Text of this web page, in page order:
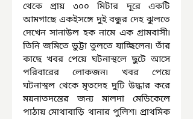
থেকে প্রায় ৩০০ মিটার দূরে একটি
আমগাছে একইসঙ্গে দুই বন্ধুর দেহ ঝুলতে
দেখেন সানাউল হক নামে এক গ্রামবাসী৷
তিনি জমিতে ভুট্টা তুলতে যাচ্ছিলেন৷ তাঁর
কাছে খবর পেয়ে ঘটনাস্থলে ছুটে আসে
পরিবারের লোকজন৷ খবর পেয়ে
ঘটনাস্থল থেকে মৃতদেহ দুটি উদ্ধার করে
ময়নাতদন্তের জন্য মালদা মেডিকেলে
পাঠায় মোথাবাড়ি থানার পুলিশ৷ প্রাথমিক